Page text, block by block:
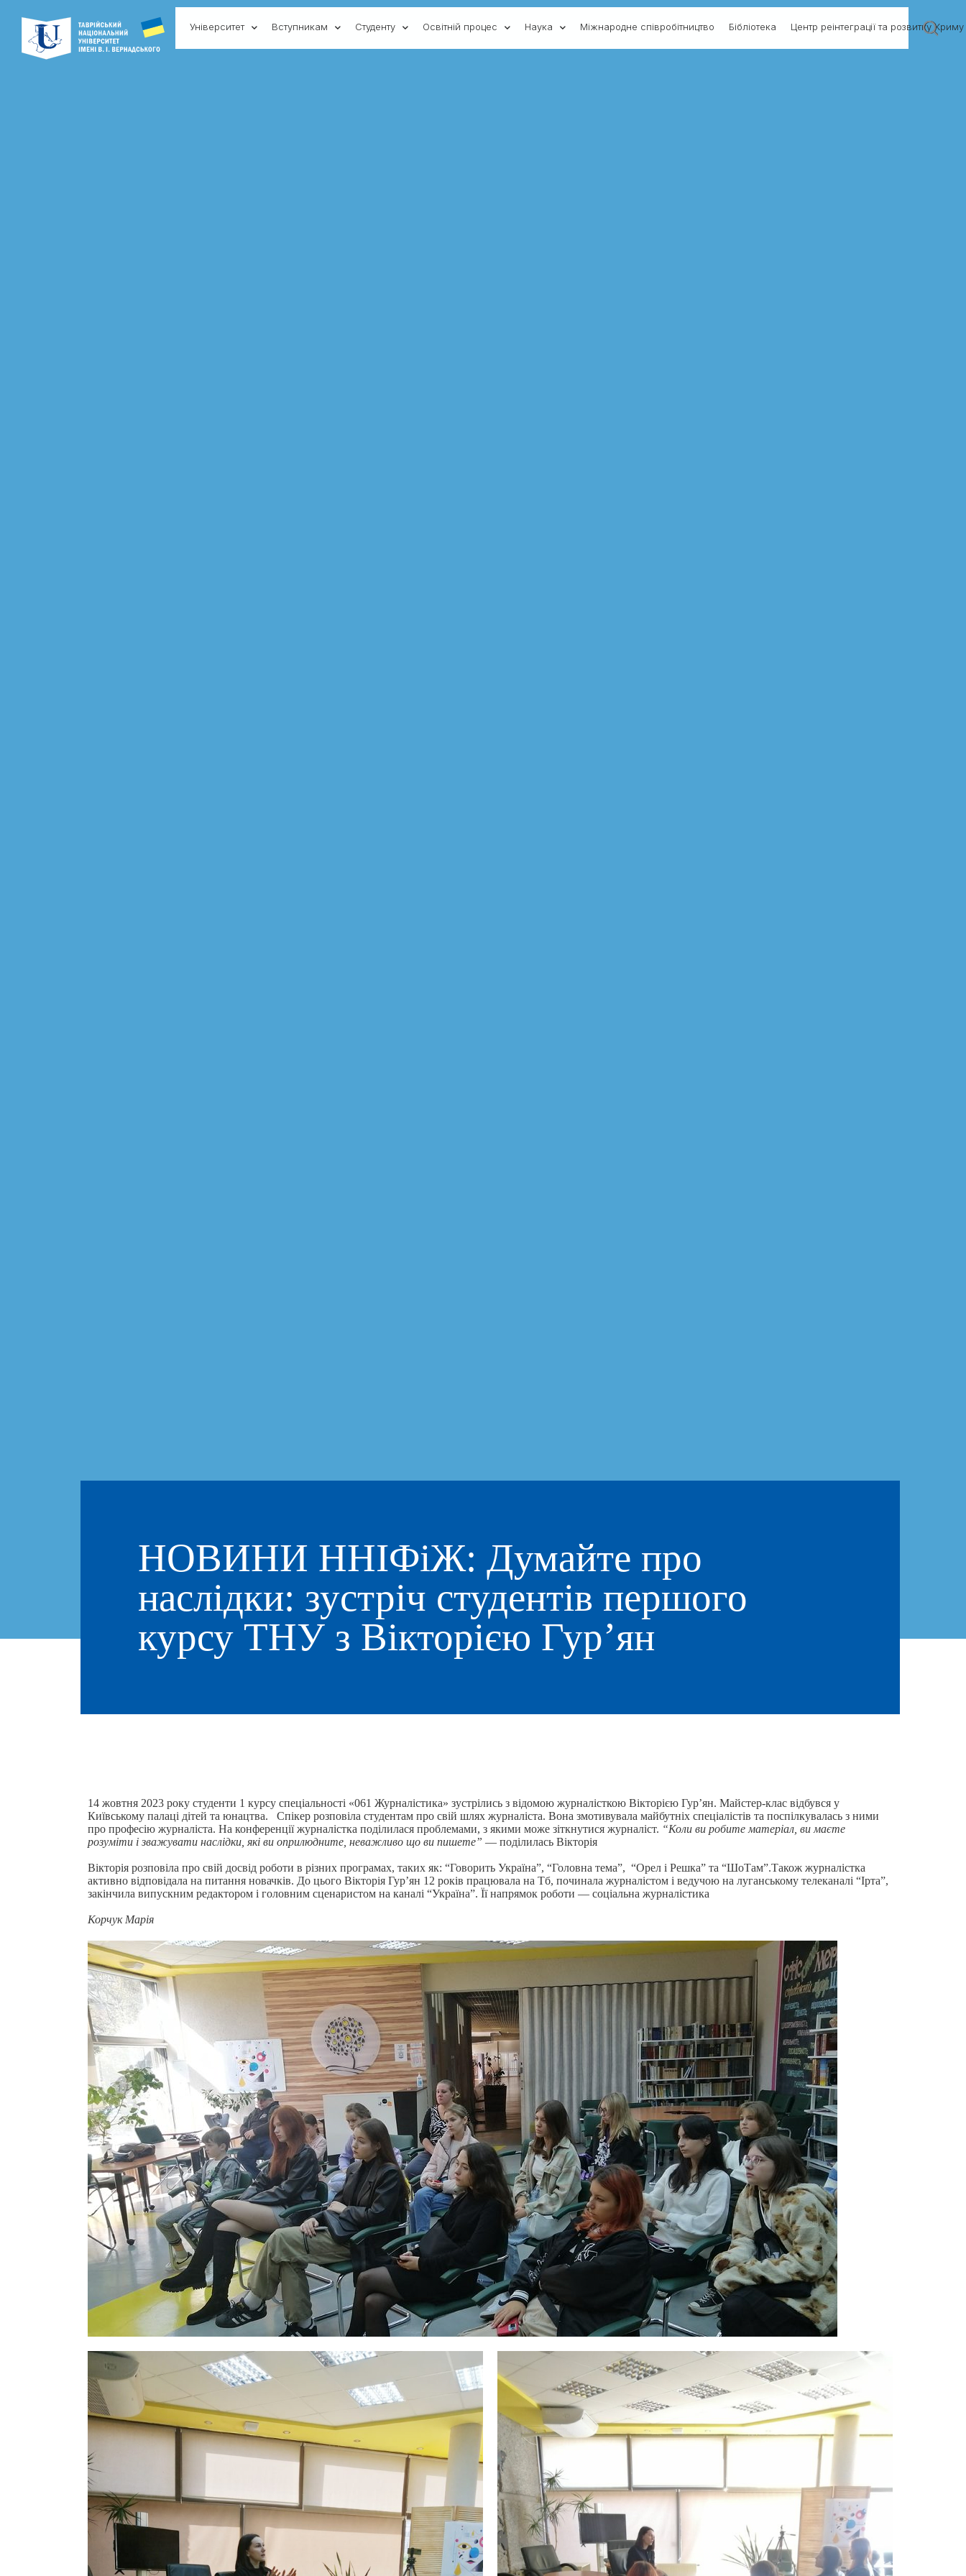
Університет Вступникам Студенту Освітній процес Наука Міжнародне співробітництво Бібліотека Центр реінтеграції та розвитку Криму
НОВИНИ ННІФіЖ: Думайте про
наслідки: зустріч студентів першого
курсу ТНУ з Вікторією Гур’ян
14 жовтня 2023 року студенти 1 курсу спеціальності «061 Журналістика» зустрілись з відомою журналісткою Вікторією Гур’ян. Майстер-клас відбувся у
Київському палаці дітей та юнацтва. Спікер розповіла студентам про свій шлях журналіста. Вона змотивувала майбутніх спеціалістів та поспілкувалась з ними
про професію журналіста. На конференції журналістка поділилася проблемами, з якими може зіткнутися журналіст. “Коли ви робите матеріал, ви маєте
розуміти і зважувати наслідки, які ви оприлюдните, неважливо що ви пишете” — поділилась Вікторія
Вікторія розповіла про свій досвід роботи в різних програмах, таких як: “Говорить Україна”, “Головна тема”, “Орел і Решка” та “ШоТам”.Також журналістка
активно відповідала на питання новачків. До цього Вікторія Гур’ян 12 років працювала на Тб, починала журналістом і ведучою на луганському телеканалі “Ірта”,
закінчила випускним редактором і головним сценаристом на каналі “Україна”. Її напрямок роботи — соціальна журналістика
Корчук Марія